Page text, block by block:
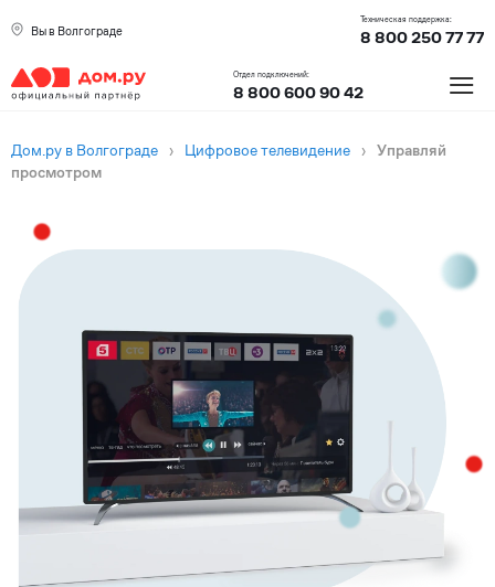
Вы в Волгограде
Техническая поддержка:
8 800 250 77 77
Отдел подключений:
8 800 600 90 42 ≡
Дом.ру в Волгограде › Цифровое телевидение › Управляй
просмотром